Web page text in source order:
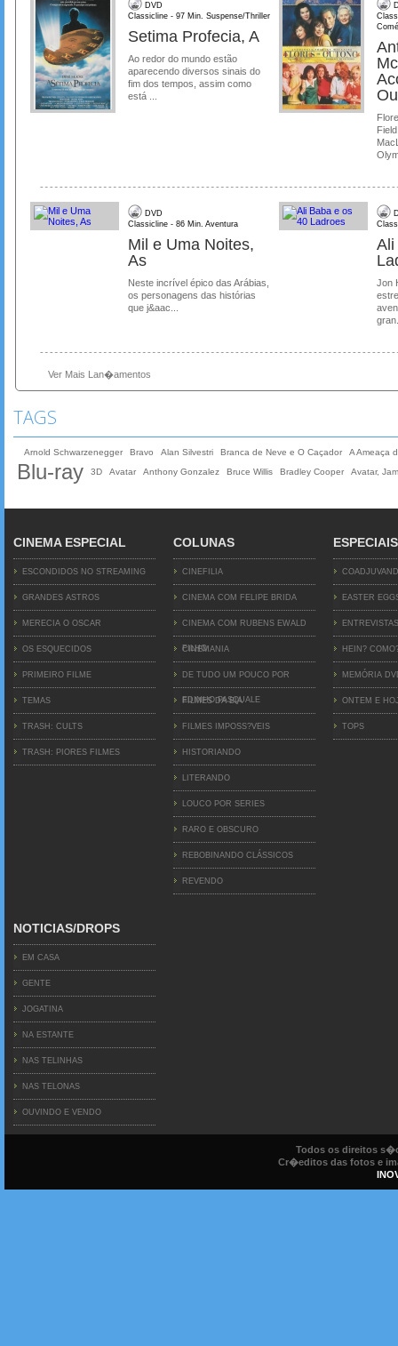
DVD
Classicline - 97 Min. Suspense/Thriller
Setima Profecia, A
Ao redor do mundo estão
aparecendo diversos sinais do
fim dos tempos, assim como
está ...
DVD
Classicline - 86 Min. Aventura
Mil e Uma Noites,
As
Neste incrível épico das Arábias,
os personagens das histórias
que j&aac...
Ali
Jon
Ver Mais Lan�amentos
TAGS
Arnold Schwarzenegger Bravo Alan Silvestri Branca de Neve e O Caçador A Ameaça
Blu-ray 3D Avatar Anthony Gonzalez Bruce Willis Bradley Cooper Avatar,
CINEMA ESPECIAL
ESCONDIDOS NO STREAMING
GRANDES ASTROS
MERECIA O OSCAR
OS ESQUECIDOS
PRIMEIRO FILME
TEMAS
TRASH: CULTS
TRASH: PIORES FILMES
COLUNAS
CINEFILIA
CINEMA COM FELIPE BRIDA
CINEMA COM RUBENS EWALD
FILHO
CINEMANIA
DE TUDO UM POUCO POR
EDINHO PASQUALE
FILMES DA BIA
FILMES IMPOSS?VEIS
HISTORIANDO
LITERANDO
LOUCO POR SERIES
RARO E OBSCURO
REBOBINANDO CLÁSSICOS
REVENDO
ESPECIAIS
EASTER
ENTREVISTAS
HEIN?
MEMÓRIA
ONTEM E
TOPS
NOTICIAS/DROPS
EM CASA
GENTE
JOGATINA
NA ESTANTE
NAS TELINHAS
NAS TELONAS
OUVINDO E VENDO
Todos os direitos
Cr�editos das fotos e